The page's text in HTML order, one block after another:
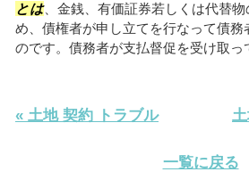
とは、金銭、有価証券若しくは代替
め、債権者が申し立てを行なって債務
のです。債務者が支払督促を受け取っ
« 土地 契約 トラブル
一覧に戻る